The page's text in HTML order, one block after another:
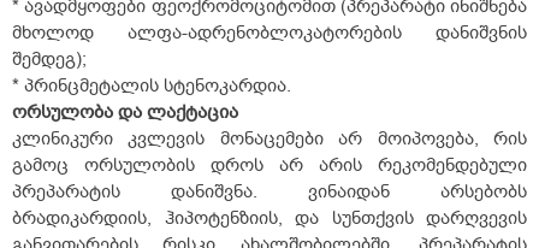
* ავადმყოფები ფეოქრომოციტომით (პრეპარატი ინიშნება
მხოლოდ ალფა-ადრენობლოკატორების დანიშვნის
შემდეგ);
* პრინცმეტალის სტენოკარდია.
ორსულობა და ლაქტაცია
კლინიკური კვლევის მონაცემები არ მოიპოვება, რის
გამოც ორსულობის დროს არ არის რეკომენდებული
პრეპარატის დანიშვნა. ვინაიდან არსებობს
ბრადიკარდიის, ჰიპოტენზიის, და სუნთქვის დარღვევის